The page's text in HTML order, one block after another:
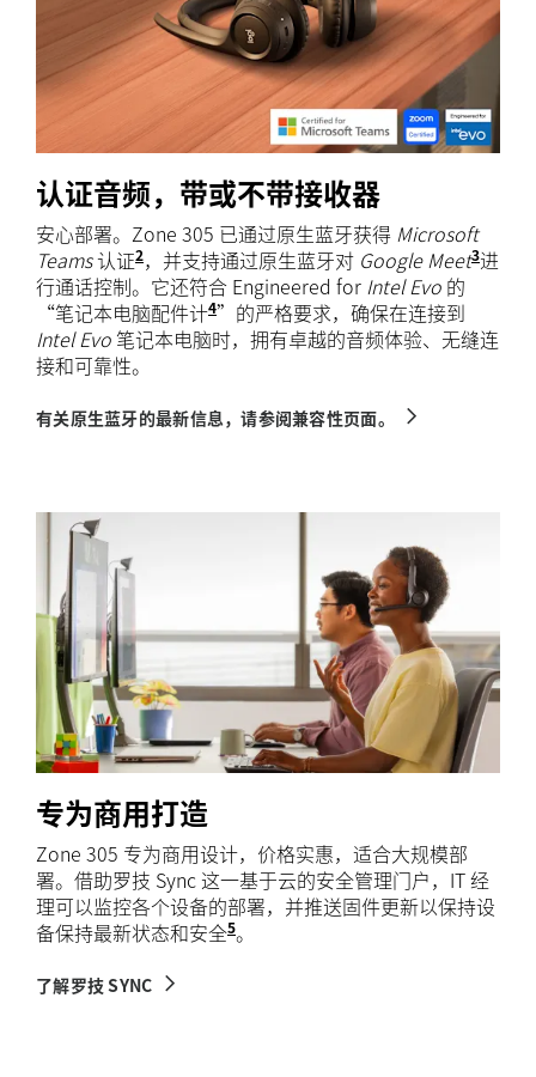
认证音频，带或不带接收器
安心部署。Zone 305 已通过原生蓝牙获得 Microsoft
Teams认证2需要 Windows 11 和新版 Microsoft Teams
，并支持通过原生蓝牙对 Google Meet3仅适
进
行通话控制。它还符合 Engineered for Intel Evo 的
“笔记本电脑配件计4需要 Zone 305 固件版本 2.0.16 或更
”的严格要求，确保在连接到
Intel Evo 笔记本电脑时，拥有卓越的音频体验、无缝连
接和可靠性。
有关原生蓝牙的最新信息，请参阅兼容性页面。
专为商用打造
Zone 305 专为商用设计，价格实惠，适合大规模部
署。借助罗技 Sync 这一基于云的安全管理门户，IT 经
理可以监控各个设备的部署，并推送固件更新以保持设
备保持最新状态和安全5需要在各个设备上下载 Logi Tune
。
了解罗技 SYNC